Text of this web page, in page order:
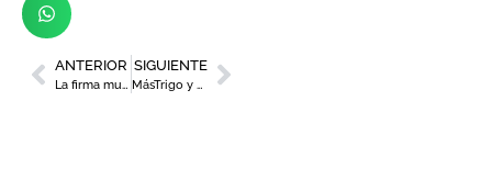
ANTERIOR
La firma murciana Laura Bernal regresa al salón MOMAD
SIGUIENTE
MásTrigo y el Club Murcia Gourmet estrechan lazos de la mano del chef Nazario Cano de Odiseo